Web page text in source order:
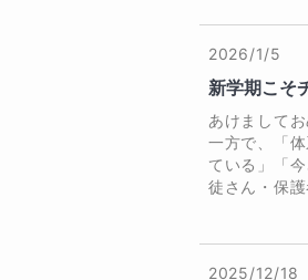
■生徒さんへ
中高一貫校
でも、焦ら
ゆっくりで
「わかるっ
中高一貫校
お子様の状
2026/1/5
新学期こそ
あけまして
一方で、「
ている」「
徒さん・保
2025/12/18